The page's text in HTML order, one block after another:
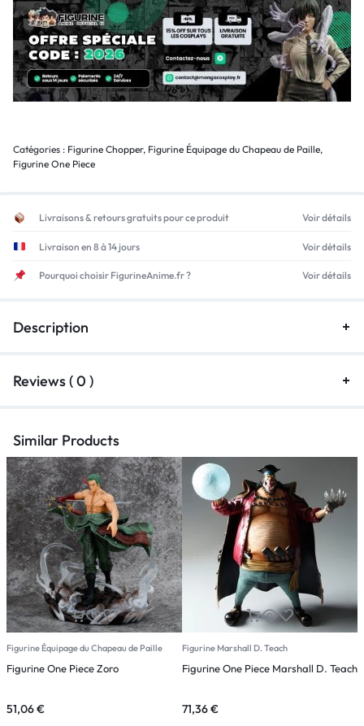
Catégories : Figurine Chopper, Figurine Équipage du Chapeau de Paille,
Figurine One Piece
Livraisons & retours gratuits pour ce produit Voir détails
Livraison en 8 à 14 jours Voir détails
Pourquoi choisir FigurineAnime.fr ? Voir détails
Description
Reviews ( 0 )
Similar Products
Figurine Équipage du Chapeau de Paille
Figurine One Piece Zoro
51,06€
Figurine Marshall D. Teach
Figurine One Piece Marshall D. Teach
71,36€